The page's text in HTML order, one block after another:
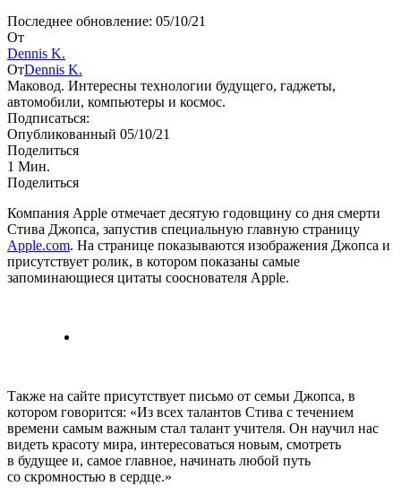
Последнее обновление: 05/10/21
От
Dennis K.
ОтDennis K.
Маковод. Интересны технологии будущего, гаджеты,
автомобили, компьютеры и космос.
Подписаться:
Опубликованный 05/10/21
Поделиться
1 Мин.
Поделиться
Компания Apple отмечает десятую годовщину со дня смерти
Стива Джопса, запустив специальную главную страницу
Apple.com. На странице показываются изображения Джопса и
присутствует ролик, в котором показаны самые
запоминающиеся цитаты сооснователя Apple.
Также на сайте присутствует письмо от семьи Джопса, в
котором говорится: «Из всех талантов Стива с течением
времени самым важным стал талант учителя. Он научил нас
видеть красоту мира, интересоваться новым, смотреть
в будущее и, самое главное, начинать любой путь
со скромностью в сердце.»